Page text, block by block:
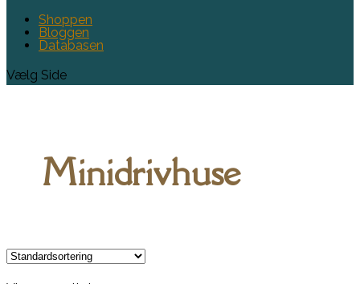
Shoppen
Bloggen
Databasen
Vælg Side
Minidrivhuse